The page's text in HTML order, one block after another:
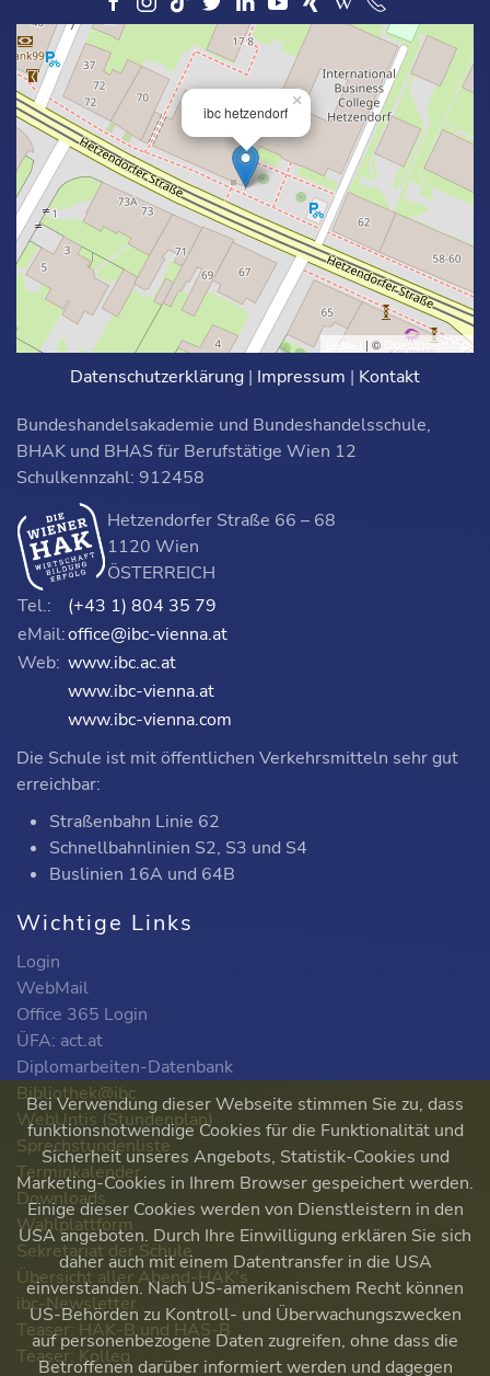
ibc hetzendorf
×
Leaflet | © OpenStreetMap
Datenschutzerklärung | Impressum | Kontakt
Bundeshandelsakademie und Bundeshandelsschule,
BHAK und BHAS für Berufstätige Wien 12
Schulkennzahl: 912458
Hetzendorfer Straße 66 – 68
1120 Wien
ÖSTERREICH
Tel.:
(+43 1) 804 35 79
eMail:office@ibc-vienna.at
Web: www.ibc.ac.at
www.ibc-vienna.at
www.ibc-vienna.com
Die Schule ist mit öffentlichen Verkehrsmitteln sehr gut
erreichbar:
Straßenbahn Linie 62
Schnellbahnlinien S2, S3 und S4
Buslinien 16A und 64B
Wichtige Links
Login
WebMail
Office 365 Login
ÜFA: act.at
Diplomarbeiten-Datenbank
Bibliothek@ibc
WebUntis (Stundenplan)
Sprechstundenliste
Terminkalender
Downloads
Wahlplattform
Sekretariat der Schule
Übersicht aller Abend-HAK's
ibc-Newsletter
Teaser: HAK-B und HAS-B
Teaser: Kolleg
Bei Verwendung dieser Webseite stimmen Sie zu, dass
funktionsnotwendige Cookies für die Funktionalität und
Sicherheit unseres Angebots, Statistik-Cookies und
Marketing-Cookies in Ihrem Browser gespeichert werden.
Einige dieser Cookies werden von Dienstleistern in den
USA angeboten. Durch Ihre Einwilligung erklären Sie sich
daher auch mit einem Datentransfer in die USA
einverstanden. Nach US-amerikanischem Recht können
US-Behörden zu Kontroll- und Überwachungszwecken
auf personenbezogene Daten zugreifen, ohne dass die
Betroffenen darüber informiert werden und dagegen